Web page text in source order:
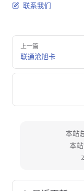
联系我们
Pager
上一篇
联通沧旭卡
本站
本站